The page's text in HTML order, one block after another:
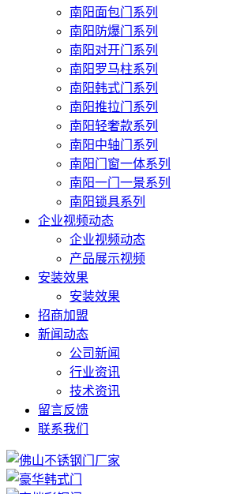
南阳面包门系列
南阳防爆门系列
南阳对开门系列
南阳罗马柱系列
南阳韩式门系列
南阳推拉门系列
南阳轻奢款系列
南阳中轴门系列
南阳门窗一体系列
南阳一门一景系列
南阳锁具系列
企业视频动态
企业视频动态
产品展示视频
安装效果
安装效果
招商加盟
新闻动态
公司新闻
行业资讯
技术资讯
留言反馈
联系我们